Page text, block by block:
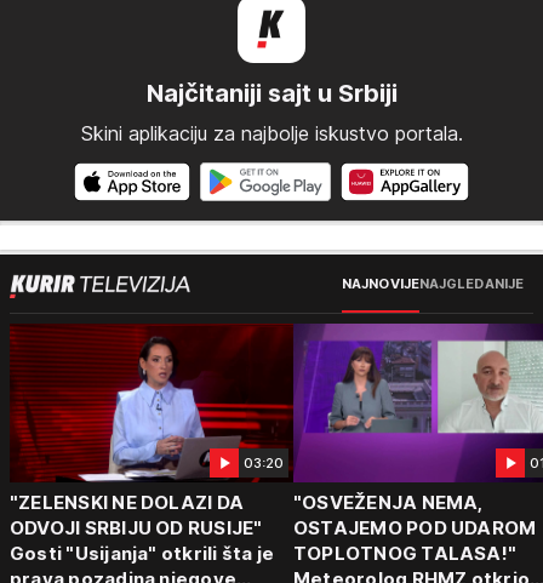
Najčitaniji sajt u Srbiji
Skini aplikaciju za najbolje iskustvo portala.
NAJNOVIJENAJGLEDANIJE
03:20
"ZELENSKI NE DOLAZI DA
ODVOJI SRBIJU OD RUSIJE"
Gosti "Usijanja" otkrili šta je
"OSVEŽENJA NEMA,
OSTAJEMO POD UDAROM
TOPLOTNOG TALASA!"